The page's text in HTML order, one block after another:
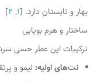
بهار و تابستان دارد. [1
,
2
]
ساختار و هرم بویایی
ترکیبات این عطر حسی
نت‌های اولیه: لیمو و